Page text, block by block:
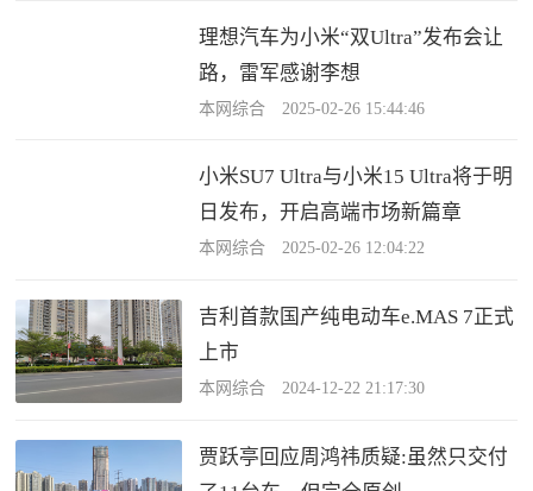
理想汽车为小米“双Ultra”发布会让
路，雷军感谢李想
本网综合 2025-02-26 15:44:46
小米SU7 Ultra与小米15 Ultra将于明
日发布，开启高端市场新篇章
本网综合 2025-02-26 12:04:22
吉利首款国产纯电动车e.MAS 7正式
上市
本网综合 2024-12-22 21:17:30
贾跃亭回应周鸿祎质疑:虽然只交付